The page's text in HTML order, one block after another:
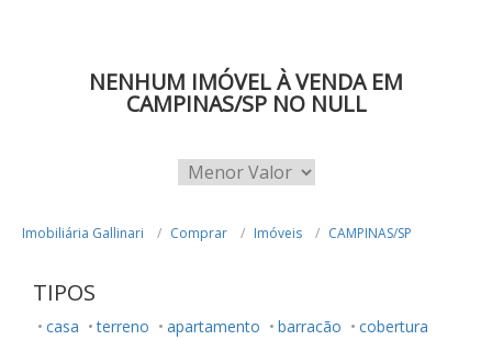
NENHUM IMÓVEL À VENDA EM
CAMPINAS/SP NO NULL
Imobiliária Gallinari Comprar Imóveis CAMPINAS/SP
TIPOS
casa terreno apartamento barracão
cobertura